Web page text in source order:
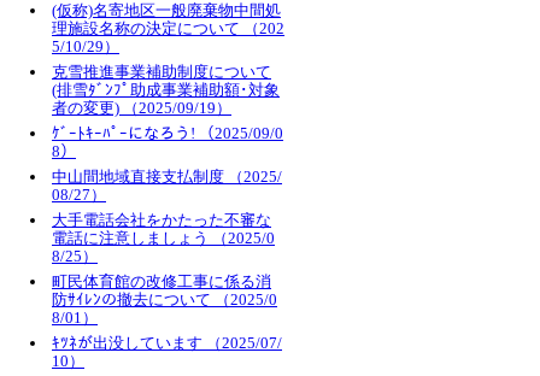
(仮称)名寄地区一般廃棄物中間処
理施設名称の決定について （202
5/10/29）
克雪推進事業補助制度について
(排雪ﾀﾞﾝﾌﾟ助成事業補助額･対象
者の変更) （2025/09/19）
ｹﾞｰﾄｷｰﾊﾟｰになろう! （2025/09/0
8）
中山間地域直接支払制度 （2025/
08/27）
大手電話会社をかたった不審な
電話に注意しましょう （2025/0
8/25）
町民体育館の改修工事に係る消
防ｻｲﾚﾝの撤去について （2025/0
8/01）
ｷﾂﾈが出没しています （2025/07/
10）